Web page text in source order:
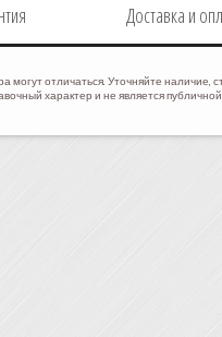
Доставка и
могут отличаться. Уточняйте наличие,
характер и не является